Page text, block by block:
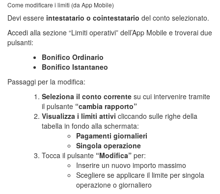
Come modificare i limiti (da App Mobile)
Devi essere intestatario o cointestatario del conto selezionato.
Accedi alla sezione “Limiti operativi” dell’App Mobile e troverai due
pulsanti:
Bonifico Ordinario
Bonifico Istantaneo
Passaggi per la modifica:
Seleziona il conto corrente su cui intervenire tramite
il pulsante “cambia rapporto”
Visualizza i limiti attivi cliccando sulle righe della
tabella in fondo alla schermata:
Pagamenti giornalieri
Singola operazione
Tocca il pulsante “Modifica” per:
Inserire un nuovo importo massimo
Scegliere se applicare il limite per singola
operazione o giornaliero